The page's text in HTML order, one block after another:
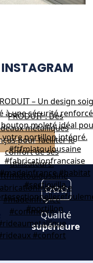
Qualité
supérieure